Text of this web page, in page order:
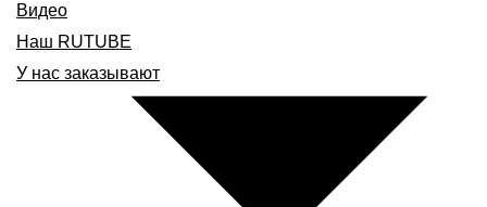
Видео
Наш RUTUBE
У нас заказывают